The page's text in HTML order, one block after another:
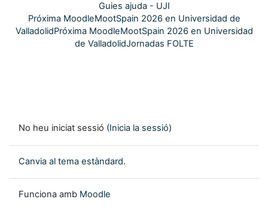
Guies ajuda - UJI
Próxima MoodleMootSpain 2026 en Universidad de
ValladolidPróxima MoodleMootSpain 2026 en Universidad
de ValladolidJornadas FOLTE
No heu iniciat sessió (Inicia la sessió)
Canvia al tema estàndard.
Funciona amb Moodle